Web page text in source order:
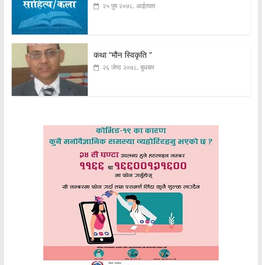
२५ पुष २०७८, आईतवार
कथा “मौन स्विकृति ”
२६ जेष्ठ २०७८, बुधबार